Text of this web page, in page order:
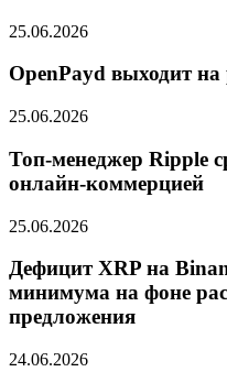
25.06.2026
OpenPayd выходит
25.06.2026
Топ-менеджер Ripple
онлайн-коммерцией
25.06.2026
Дефицит XRP на
минимума на фоне
предложения
24.06.2026